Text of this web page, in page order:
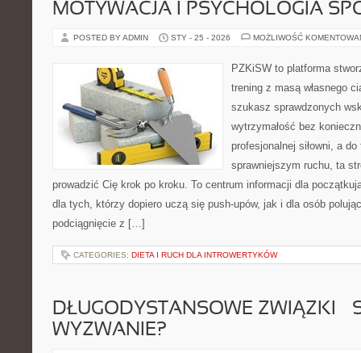
MOTYWACJA I PSYCHOLOGIA
POSTED BY ADMIN STY - 25 - 2026 MOŻLIWOŚĆ
PZKiSW to platforma
trening z masą własnego
szukasz sprawdzonych
wytrzymałość bez
profesjonalnej siłowni, a
sprawniejszym ruchu, ta
prowadzić Cię krok po kroku. To centrum informacji dla
dla tych, którzy dopiero uczą się push-upów, jak i dla osób
podciągnięcie z […]
CATEGORIES: DIETA I RUCH DLA INTROWERTYKÓW
DŁUGODYSTANSOWE ZWIĄZKI –
WYZWANIE?